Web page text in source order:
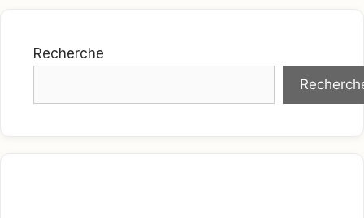
Recherche